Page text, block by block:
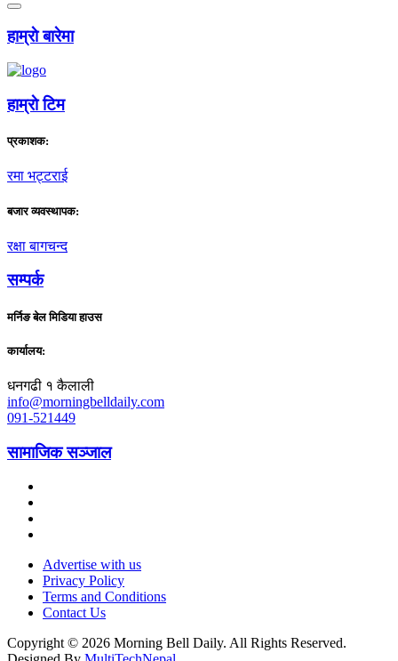
हाम्राे बारेमा
हाम्राे टिम
प्रकाशक:
रमा भट्टराई
बजार व्यवस्थापक:
रक्षा बागचन्द
सम्पर्क
मर्निङ बेल मिडिया हाउस
कार्यालय:
धनगढी १ कैलाली
info@morningbelldaily.com
091-521449
सामाजिक सञ्जाल
Advertise with us
Privacy Policy
Terms and Conditions
Contact Us
Copyright © 2026 Morning Bell Daily. All Rights Reserved.